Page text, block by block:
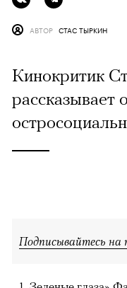
АВТОР СТАС ТЫРКИН
Кинокритик
рассказывает
Подписывайтесь на